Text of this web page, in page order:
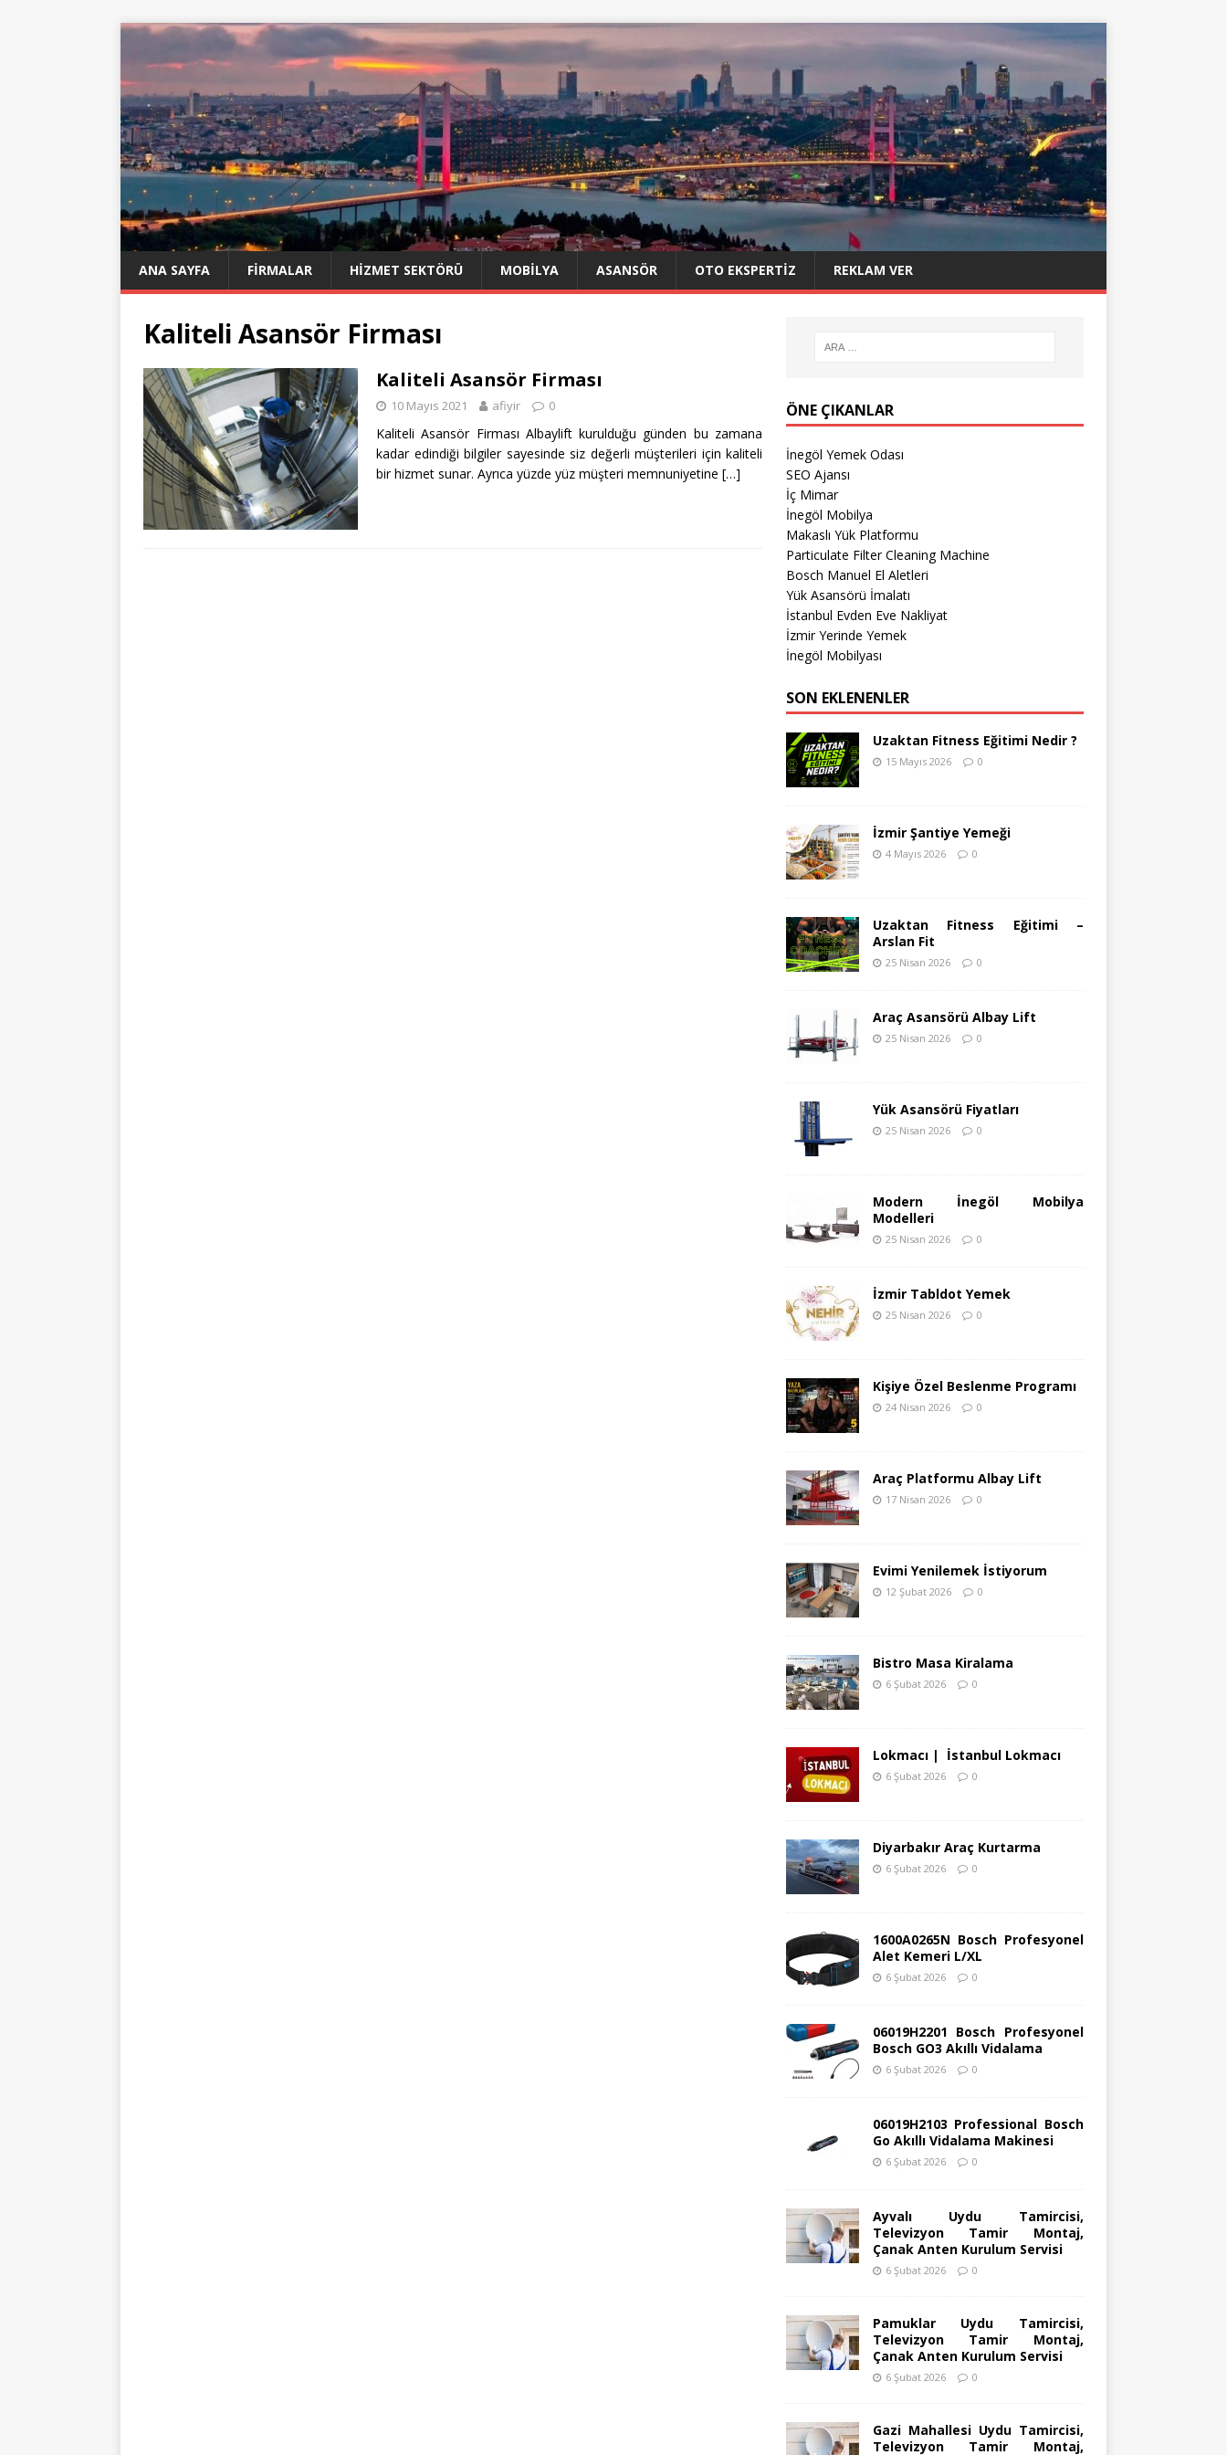
ANA SAYFA FIRMALAR HIZMET SEKTÖRÜ MOBILYA ASANSÖR OTO EKSPERTIZ REKLAM VER
Kaliteli Asansör Firması
Kaliteli Asansör Firması
10 Mayıs 2021 afiyir 0
Kaliteli Asansör Firması Albaylift kurulduğu günden bu zamana
kadar edindiği bilgiler sayesinde siz değerli müşterileri için kaliteli
bir hizmet sunar. Ayrıca yüzde yüz müşteri memnuniyetine […]
ÖNE ÇIKANLAR
İnegöl Yemek Odası
SEO Ajansı
İç Mimar
İnegöl Mobilya
Makaslı Yük Platformu
Particulate Filter Cleaning Machine
Bosch Manuel El Aletleri
Yük Asansörü İmalatı
İstanbul Evden Eve Nakliyat
İzmir Yerinde Yemek
İnegöl Mobilyası
SON EKLENENLER
Uzaktan Fitness Eğitimi Nedir ?
15 Mayıs 2026 0
İzmir Şantiye Yemeği
4 Mayıs 2026 0
Uzaktan Fitness Eğitimi –
Arslan Fit
25 Nisan 2026 0
Araç Asansörü Albay Lift
25 Nisan 2026 0
Yük Asansörü Fiyatları
25 Nisan 2026 0
Modern İnegöl Mobilya
Modelleri
25 Nisan 2026 0
İzmir Tabldot Yemek
25 Nisan 2026 0
Kişiye Özel Beslenme Programı
24 Nisan 2026 0
Araç Platformu Albay Lift
17 Nisan 2026 0
Evimi Yenilemek İstiyorum
12 Şubat 2026 0
Bistro Masa Kiralama
6 Şubat 2026 0
Lokmacı | İstanbul Lokmacı
6 Şubat 2026 0
Diyarbakır Araç Kurtarma
6 Şubat 2026 0
1600A0265N Bosch Profesyonel
Alet Kemeri L/XL
6 Şubat 2026 0
06019H2201 Bosch Profesyonel
Bosch GO3 Akıllı Vidalama
6 Şubat 2026 0
06019H2103 Professional Bosch
Go Akıllı Vidalama Makinesi
6 Şubat 2026 0
Ayvalı Uydu Tamircisi,
Televizyon Tamir Montaj,
Çanak Anten Kurulum Servisi
6 Şubat 2026 0
Pamuklar Uydu Tamircisi,
Televizyon Tamir Montaj,
Çanak Anten Kurulum Servisi
6 Şubat 2026 0
Gazi Mahallesi Uydu Tamircisi,
Televizyon Tamir Montaj,